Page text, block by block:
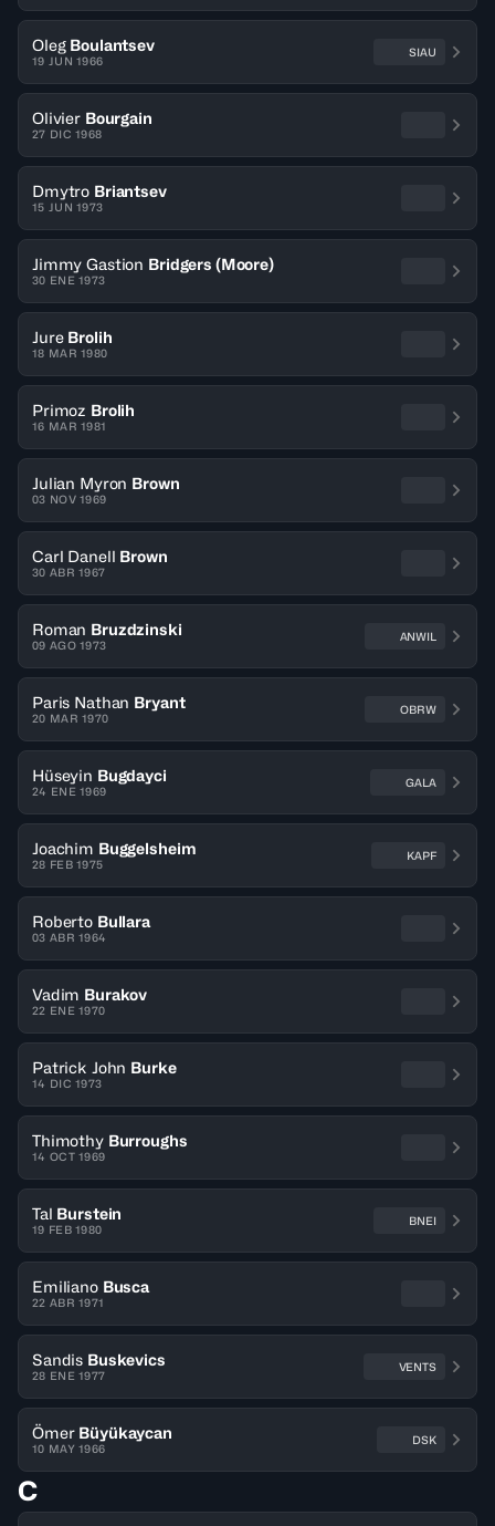
Oleg Boulantsev
19 JUN 1966
SIAU
Olivier Bourgain
27 DIC 1968
Dmytro Briantsev
15 JUN 1973
Jimmy Gastion Bridgers (Moore)
30 ENE 1973
Jure Brolih
18 MAR 1980
Primoz Brolih
16 MAR 1981
Julian Myron Brown
03 NOV 1969
Carl Danell Brown
30 ABR 1967
Roman Bruzdzinski
09 AGO 1973
ANWIL
Paris Nathan Bryant
20 MAR 1970
OBRW
Hüseyin Bugdayci
24 ENE 1969
GALA
Joachim Buggelsheim
28 FEB 1975
KAPF
Roberto Bullara
03 ABR 1964
Vadim Burakov
22 ENE 1970
Patrick John Burke
14 DIC 1973
Thimothy Burroughs
14 OCT 1969
Tal Burstein
19 FEB 1980
BNEI
Emiliano Busca
22 ABR 1971
Sandis Buskevics
28 ENE 1977
VENTS
Ömer Büyükaycan
10 MAY 1966
DSK
C